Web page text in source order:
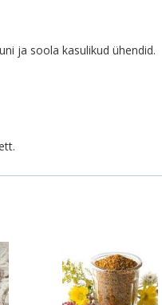
ja soola kasulikud ühendid.